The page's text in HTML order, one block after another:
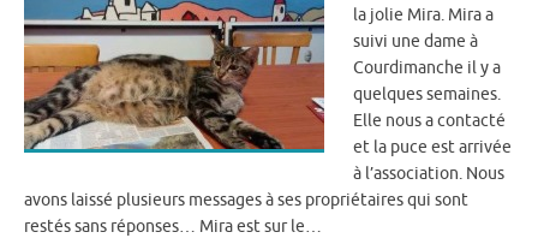
la jolie Mira. Mira a
suivi une dame à
Courdimanche il y a
quelques semaines.
Elle nous a contacté
et la puce est arrivée
à l’association. Nous
avons laissé plusieurs messages à ses propriétaires qui sont
restés sans réponses… Mira est sur le…